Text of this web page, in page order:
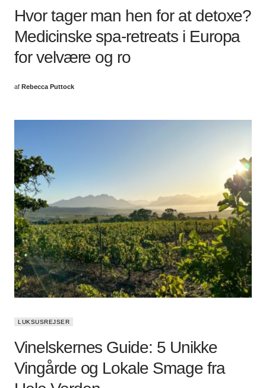
Hvor tager man hen for at detoxe?
Medicinske spa-retreats i Europa
for velvære og ro
af Rebecca Puttock
LUKSUSREJSER
Vinelskernes Guide: 5 Unikke
Vingårde og Lokale Smage fra